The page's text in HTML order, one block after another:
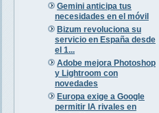
Gemini anticipa tus
necesidades en el móvil
Bizum revoluciona su
servicio en España desde
el 1...
Adobe mejora Photoshop
y Lightroom con
novedades
Europa exige a Google
permitir IA rivales en